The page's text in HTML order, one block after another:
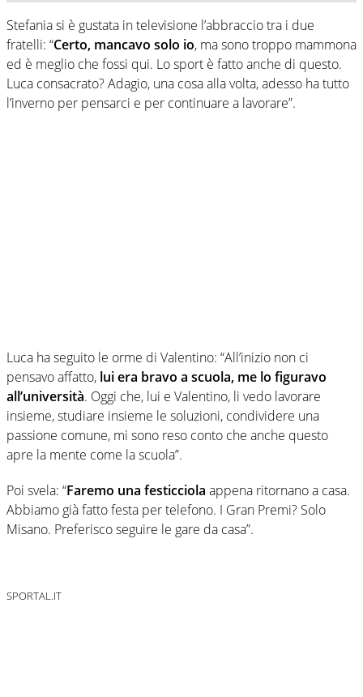
Stefania si è gustata in televisione l’abbraccio tra i due
fratelli: “Certo, mancavo solo io, ma sono troppo mammona
ed è meglio che fossi qui. Lo sport è fatto anche di questo.
Luca consacrato? Adagio, una cosa alla volta, adesso ha tutto
l’inverno per pensarci e per continuare a lavorare”.
Luca ha seguito le orme di Valentino: “All’inizio non ci
pensavo affatto, lui era bravo a scuola, me lo figuravo
all’università. Oggi che, lui e Valentino, li vedo lavorare
insieme, studiare insieme le soluzioni, condividere una
passione comune, mi sono reso conto che anche questo
apre la mente come la scuola”.
Poi svela: “Faremo una festicciola appena ritornano a casa.
Abbiamo già fatto festa per telefono. I Gran Premi? Solo
Misano. Preferisco seguire le gare da casa”.
SPORTAL.IT